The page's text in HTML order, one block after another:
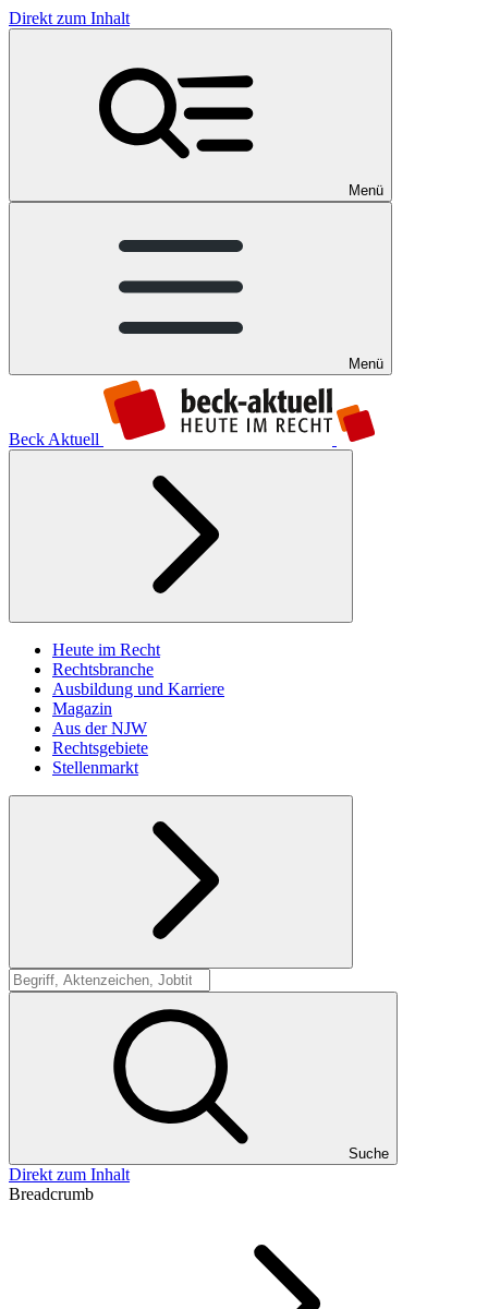
Direkt zum Inhalt
Menü
Menü
Beck Aktuell
Heute im Recht
Rechtsbranche
Ausbildung und Karriere
Magazin
Aus der NJW
Rechtsgebiete
Stellenmarkt
Suche
Suche
Direkt zum Inhalt
Breadcrumb